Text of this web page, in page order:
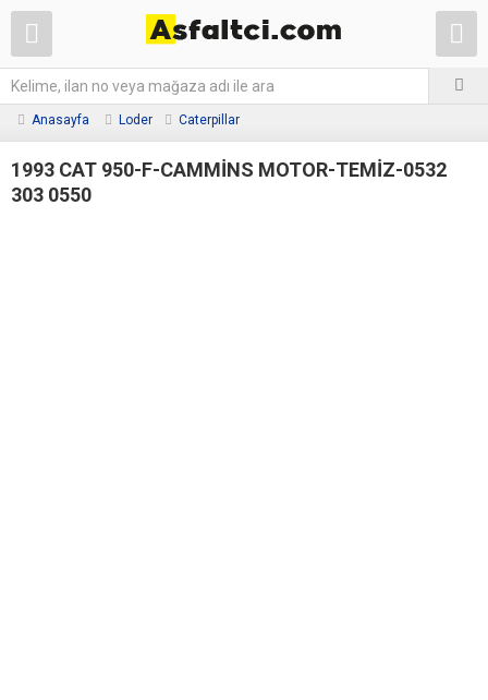
Anasayfa Loder Caterpillar
1993 CAT 950-F-CAMMİNS MOTOR-TEMİZ-0532
303 0550